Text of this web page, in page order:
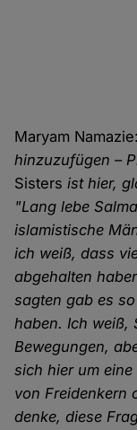
Maryam
hinzuzufügen –
Sisters ist hier,
"Lang lebe
islamistische
ich weiß, dass
abgehalten
sagten gab es
haben. Ich weiß,
Bewegungen,
sich hier um
von Freidenkern
denke, diese